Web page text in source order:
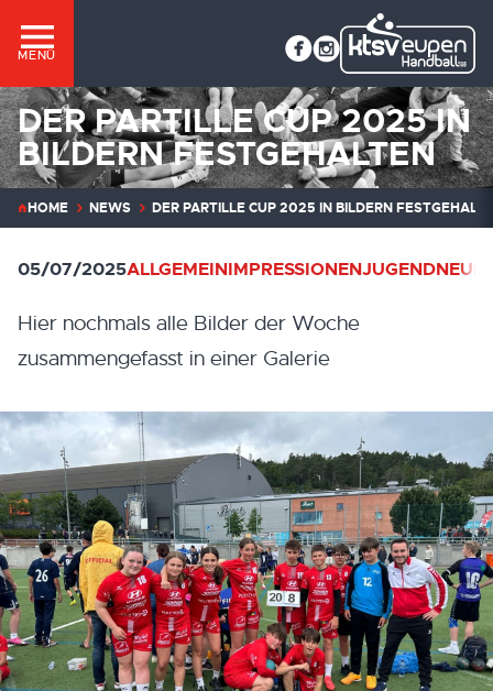
MENÜ
DER PARTILLE CUP 2025 IN
BILDERN FESTGEHALTEN
HOME NEWS DER PARTILLE CUP 2025 IN BILDERN
05/07/2025ALLGEMEINIMPRESSIONENJUGEND
Hier nochmals alle Bilder der Woche
zusammengefasst in einer Galerie